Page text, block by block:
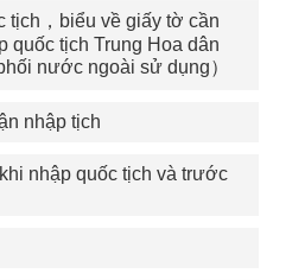
tịch，biểu về giấy tờ cần
quốc tịch Trung Hoa dân
nước ngoài sử dụng）
nhập tịch
nhập quốc tịch và trước